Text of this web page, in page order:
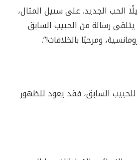
الحب الجديد. على سبيل المثال،
رسالة من الحبيب السابق
ومرحبًا بالخلافات!”.
السابق، فقد يعود للظهور